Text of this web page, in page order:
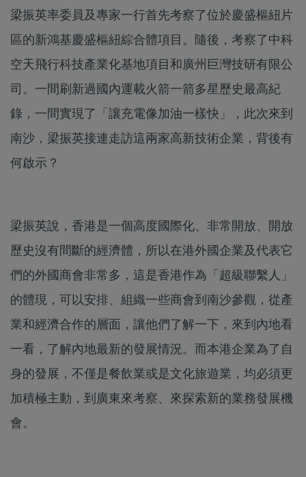
梁振英率委員及專家一行首先考察了位於慶盛樞紐片
區的新鴻基慶盛樞紐綜合體項目。隨後，考察了中科
空天飛行科技產業化基地項目和廣州巨灣技研有限公
司。一間刷新過國內運載火箭一箭多星歷史最高紀
錄，一間實現了「讓充電像加油一樣快」，此次來到
南沙，梁振英接連走訪這兩家高新技術企業，背後有
何啟示？
梁振英說，香港是一個高度國際化、非常開放、開放
歷史沒有間斷的經濟體，所以在港外國企業及代表它
們的外國商會非常多，這是香港作為「超級聯繫人」
的體現，可以安排、組織一些商會到南沙參觀，從產
業和經濟合作的層面，讓他們了解一下，來到內地看
一看，了解內地最新的發展情況。而本港企業為了自
身的發展，不僅是餐飲業或是文化旅遊業，均必須更
加積極主動，到廣東來考察、來探索新的業務發展機
會。